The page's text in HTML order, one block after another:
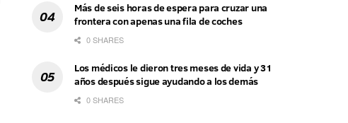
Más de seis horas de espera para cruzar una
frontera con apenas una fila de coches
0 SHARES
Los médicos le dieron tres meses de vida y 31
años después sigue ayudando a los demás
0 SHARES